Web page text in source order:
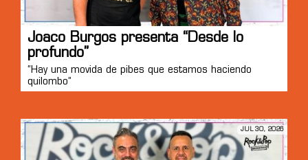
Joaco Burgos presenta “Desde lo
profundo”
“Hay una movida de pibes que estamos haciendo
quilombo”
JUL 30, 2026